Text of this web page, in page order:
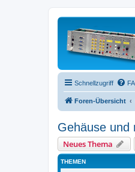
Schnellzugriff
Foren-Übersicht
Gehäuse und
Neues Thema
THEMEN